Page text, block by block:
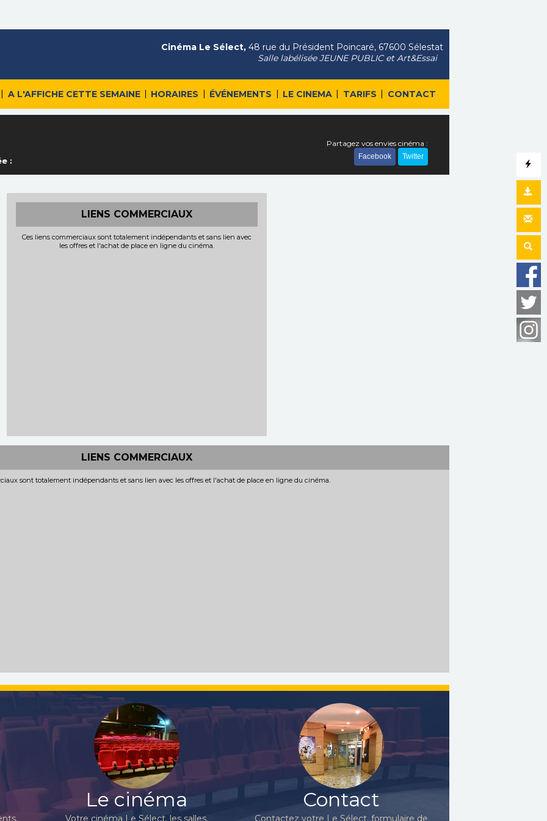
| A L'AFFICHE CETTE SEMAINE | HORAIRES | ÉVÉNEMENTS | LE CINEMA | TARIFS | CONTACT
Cinéma Le Sélect, 48 rue du Président Poincaré, 67600 Sélestat
Salle labélisée JEUNE PUBLIC et Art&Essai
:
Partagez vos envies cinéma :
Facebook Twitter
LIENS COMMERCIAUX
Ces liens commerciaux sont totalement indépendants et sans lien avec
les offres et l'achat de place en ligne du cinéma.
LIENS COMMERCIAUX
sont totalement indépendants et sans lien avec les offres et l'achat de place en ligne du cinéma.
Le cinéma
Votre cinéma Le Sélect, les salles,
Contact
Contactez votre Le Sélect, formulaire de